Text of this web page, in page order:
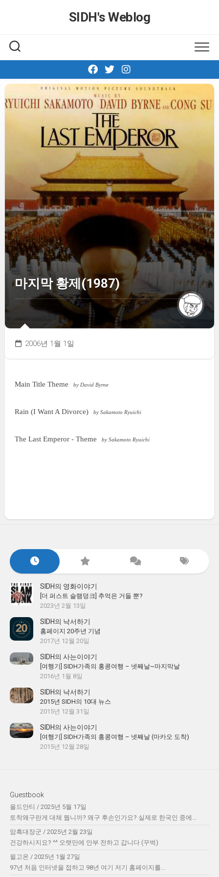
SIDH′s Weblog
마지막 황제(1987)
2006년 1월 1일
Main Title Theme by David Byrne
Rain (I Want A Divorce) by Sakamoto Ryuichi
The Last Emperor - Theme by Sakamoto Ryuichi
SIDH의 영화이야기
[더 퍼스트 슬램덩크] 추억은 거들 뿐?
2023년 2월 13일
SIDH의 낙서하기
홈페이지 20주년 기념
2017년 12월 20일
SIDH의 사는이야기
[여행기] SIDH가족의 홍콩여행 – 넷째날~마지막날
2016년 1월 8일
SIDH의 낙서하기
2015년 SIDH의 10대 뉴스
2015년 12월 31일
SIDH의 사는이야기
[여행기] SIDH가족의 홍콩여행 – 넷째날 (마카오 도착)
2015년 12월 28일
Guestbook
올드안티 / 2025년 5월 17일
토착왜구란게 대체 뭡니까? 왜구 후손인가요? 실제로 한국인 중에...
암흑대장군 / 2025년 2월 23일
건강하시지요? ^^ 오랫만에 안부 전하고 갑니다 (꾸벅)
윌고온 / 2025년 1월 27일
97년 처음 인터넷을 접하고 98년 여기 저기 홈페이지를...